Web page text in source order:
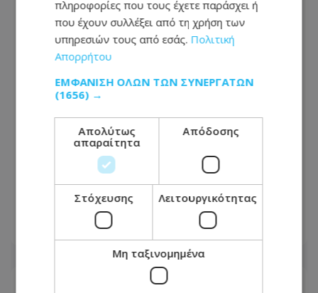
Προσοχή: Αυτούς ψάχνουν για
διάρρηξη και κλοπή κατοικίας στη
Λεμεσό - Δείτε φωτογραφίες
06.08.2026 - 12:18
πληροφορίες που τους έχετε παράσχει ή
που έχουν συλλέξει από τη χρήση των
υπηρεσιών τους από εσάς. Πολιτική
Απορρήτου
ΕΜΦΆΝΙΣΗ ΌΛΩΝ ΤΩΝ ΣΥΝΕΡΓΑΤΏΝ
(1656) →
Απολύτως
απαραίτητα
Απόδοσης
Στόχευσης Λειτουργικότητας
Μη ταξινομημένα